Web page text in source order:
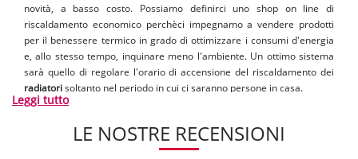
novità, a basso costo. Possiamo definirci uno shop on line di
riscaldamento economico perchèci impegnamo a vendere prodotti
per il benessere termico in grado di ottimizzare i consumi d'energia
e, allo stesso tempo, inquinare meno l'ambiente. Un ottimo sistema
sarà quello di regolare l'orario di accensione del riscaldamento dei
radiatorisoltanto nel periodo in cui ci saranno persone in casa.
Utilizzarecronotermostati moderni
radiatore da interno sarà importante per riuscire a riscaldare casa in
Leggi tutto
LE NOSTRE RECENSIONI